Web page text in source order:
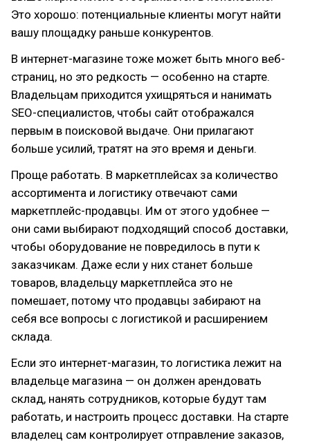
Это хорошо: потенциальные клиенты могут найти
вашу площадку раньше конкурентов.
В интернет-магазине тоже может быть много веб-
страниц, но это редкость — особенно на старте.
Владельцам приходится ухищряться и нанимать
SEO-специалистов, чтобы сайт отображался
первым в поисковой выдаче. Они прилагают
больше усилий, тратят на это время и деньги.
Проще работать. В маркетплейсах за количество
ассортимента и логистику отвечают сами
маркетплейс-продавцы. Им от этого удобнее —
они сами выбирают подходящий способ доставки,
чтобы оборудование не повредилось в пути к
заказчикам. Даже если у них станет больше
товаров, владельцу маркетплейса это не
помешает, потому что продавцы забирают на
себя все вопросы с логистикой и расширением
склада.
Если это интернет-магазин, то логистика лежит на
владельце магазина — он должен арендовать
склад, нанять сотрудников, которые будут там
работать, и настроить процесс доставки. На старте
владелец сам контролирует отправление заказов,